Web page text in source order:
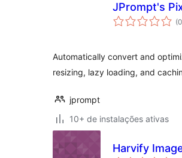
JPrompt's
(0
Automatically convert and
resizing, lazy loading, and
jprompt
10+ de instalações ativas
Harvify